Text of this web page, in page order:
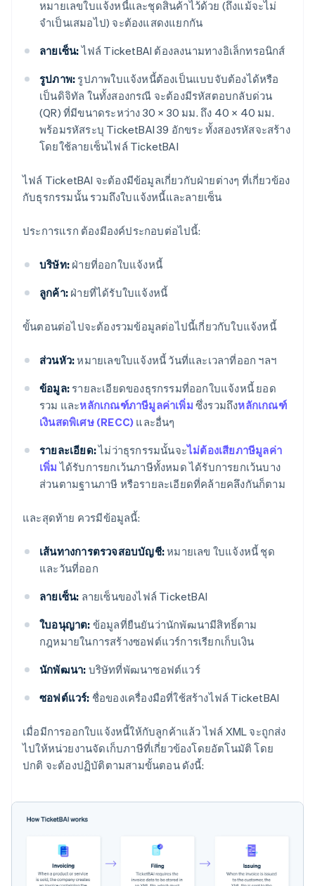
หมายเลขใบแจ้งหนี้และชุดสินค้าไว้ด้วย (ถึงแม้จะไม่
จำเป็นเสมอไป) จะต้องแสดงแยกกัน
ลายเซ็น:ไฟล์ TicketBAI ต้องลงนามทางอิเล็กทรอนิกส์
รูปภาพ: รูปภาพใบแจ้งหนี้ต้องเป็นแบบจับต้องได้หรือ
เป็นดิจิทัล ในทั้งสองกรณี จะต้องมีรหัสตอบกลับด่วน
(QR) ที่มีขนาดระหว่าง 30 × 30 มม. ถึง 40 × 40 มม.
พร้อมรหัสระบุ TicketBAI 39 อักขระ ทั้งสองรหัสจะสร้าง
โดยใช้ลายเซ็นไฟล์ TicketBAI
ไฟล์ TicketBAI จะต้องมีข้อมูลเกี่ยวกับฝ่ายต่างๆ ที่เกี่ยวข้อง
กับธุรกรรมนั้น รวมถึงใบแจ้งหนี้และลายเซ็น
ประการแรก ต้องมีองค์ประกอบต่อไปนี้:
บริษัท: ฝ่ายที่ออกใบแจ้งหนี้
ลูกค้า: ฝ่ายที่ได้รับใบแจ้งหนี้
ขั้นตอนต่อไปจะต้องรวมข้อมูลต่อไปนี้เกี่ยวกับใบแจ้งหนี้
ส่วนหัว:หมายเลขใบแจ้งหนี้ วันที่และเวลาที่ออก ฯลฯ
ข้อมูล: รายละเอียดของธุรกรรมที่ออกใบแจ้งหนี้ ยอด
รวม และหลักเกณฑ์ภาษีมูลค่าเพิ่ม ซึ่งรวมถึงหลักเกณฑ์
เงินสดพิเศษ (RECC) และอื่นๆ
รายละเอียด:ไม่ว่าธุรกรรมนั้นจะไม่ต้องเสียภาษีมูลค่า
เพิ่ม ได้รับการยกเว้นภาษีทั้งหมด ได้รับการยกเว้นบาง
ส่วนตามฐานภาษี หรือรายละเอียดที่คล้ายคลึงกันก็ตาม
และสุดท้าย ควรมีข้อมูลนี้:
เส้นทางการตรวจสอบบัญชี:หมายเลข ใบแจ้งหนี้ ชุด
และวันที่ออก
ลายเซ็น: ลายเซ็นของไฟล์ TicketBAI
ใบอนุญาต: ข้อมูลที่ยืนยันว่านักพัฒนามีสิทธิ์ตาม
กฎหมายในการสร้างซอฟต์แวร์การเรียกเก็บเงิน
นักพัฒนา: บริษัทที่พัฒนาซอฟต์แวร์
ซอฟต์แวร์: ชื่อของเครื่องมือที่ใช้สร้างไฟล์ TicketBAI
เมื่อมีการออกใบแจ้งหนี้ให้กับลูกค้าแล้ว ไฟล์ XML จะถูกส่ง
ไปให้หน่วยงานจัดเก็บภาษีที่เกี่ยวข้องโดยอัตโนมัติ โดย
ปกติ จะต้องปฏิบัติตามสามขั้นตอน ดังนี้: